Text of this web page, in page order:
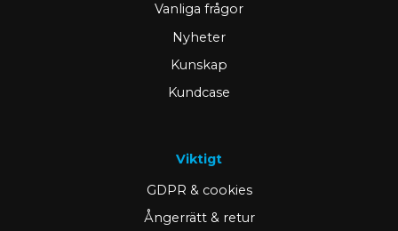
Vanliga frågor
Nyheter
Kunskap
Kundcase
Viktigt
GDPR & cookies
Ångerrätt & retur